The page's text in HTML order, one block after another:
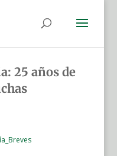
25 años de